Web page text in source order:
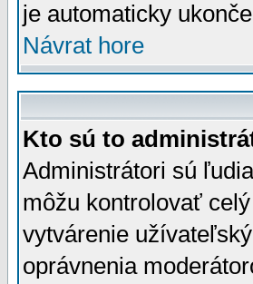
je automaticky
Návrat hore
Kto sú to
Administrátori sú
môžu kontrolovať
vytvárenie
oprávnenia